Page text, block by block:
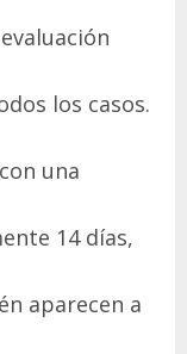
los casos.
una
14 días,
aparecen a